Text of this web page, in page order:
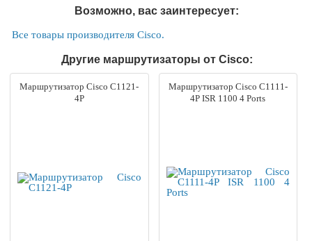
Возможно, вас заинтересует:
Все товары производителя Cisco.
Другие маршрутизаторы от Cisco:
Маршрутизатор Cisco C1121-
4P
Маршрутизатор Cisco C1111-
4P ISR 1100 4 Ports